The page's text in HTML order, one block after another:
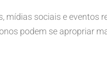
mídias sociais e eventos
podem se apropriar